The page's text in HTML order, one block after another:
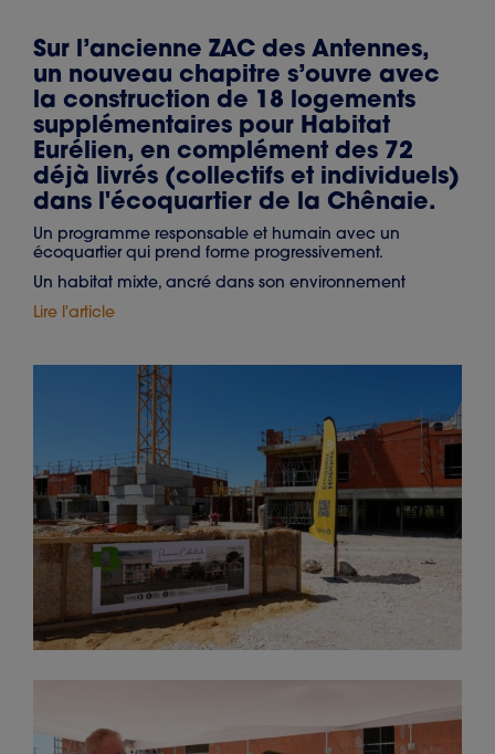
Sur l’ancienne ZAC des Antennes,
un nouveau chapitre s’ouvre avec
la construction de 18 logements
supplémentaires pour Habitat
Eurélien, en complément des 72
déjà livrés (collectifs et individuels)
dans l'écoquartier de la Chênaie.
Un programme responsable et humain avec un
écoquartier qui prend forme progressivement.
Un habitat mixte, ancré dans son environnement
Lire l'article